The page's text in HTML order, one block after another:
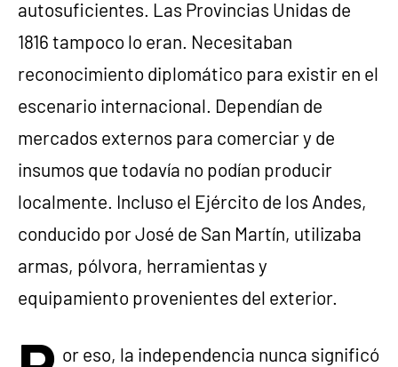
autosuficientes. Las Provincias Unidas de
1816 tampoco lo eran. Necesitaban
reconocimiento diplomático para existir en el
escenario internacional. Dependían de
mercados externos para comerciar y de
insumos que todavía no podían producir
localmente. Incluso el Ejército de los Andes,
conducido por José de San Martín, utilizaba
armas, pólvora, herramientas y
equipamiento provenientes del exterior.
or eso, la independencia nunca significó